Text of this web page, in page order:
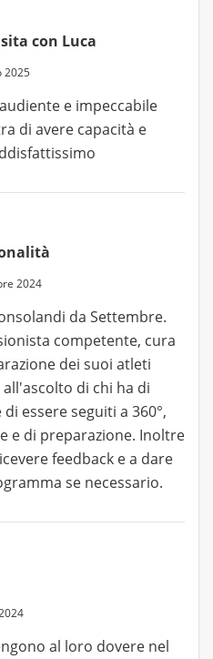
con Luca
2025
e impeccabile
di avere capacità e
2024
da Settembre.
competente, cura
dei suoi atleti
di chi ha di
essere seguiti a 360°,
e di preparazione. Inoltre
feedback e a dare
se necessario.
al loro dovere nel